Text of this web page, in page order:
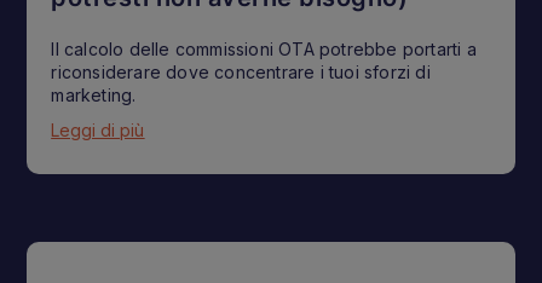
Il calcolo delle commissioni OTA potrebbe portarti a
riconsiderare dove concentrare i tuoi sforzi di
marketing.
Leggi di più